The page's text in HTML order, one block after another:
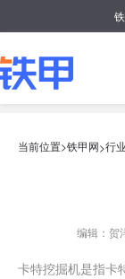
当前位置>铁甲网>行
编辑：贺
卡特挖掘机是指卡